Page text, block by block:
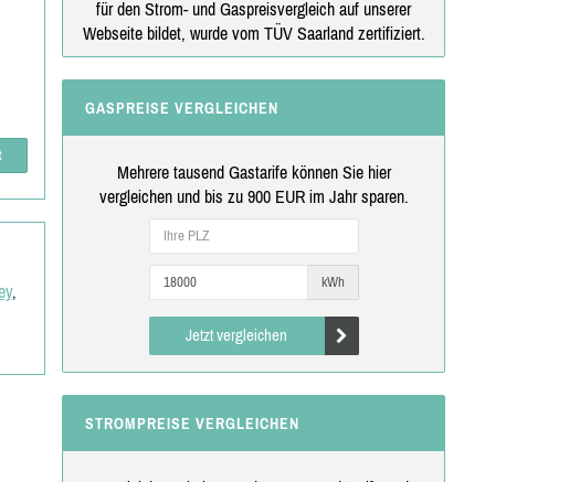
,
für den Strom- und Gaspreisvergleich auf unserer
Webseite bildet, wurde vom TÜV Saarland zertifiziert.
GASPREISE VERGLEICHEN
Mehrere tausend Gastarife können Sie hier
vergleichen und bis zu 900 EUR im Jahr sparen.
kWh
Jetzt vergleichen
STROMPREISE VERGLEICHEN